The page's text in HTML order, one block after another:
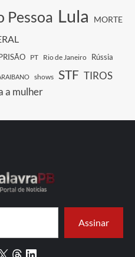
Pessoa Lula MORTE
PT Rio de Janeiro Rússia
shows STF TIROS
a mulher
Assinar
Threads
LinkedIn